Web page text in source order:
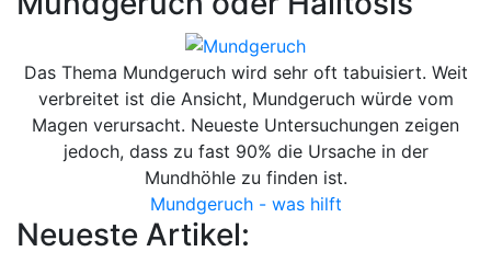
Das Thema Mundgeruch wird sehr oft tabuisiert. Weit
verbreitet ist die Ansicht, Mundgeruch würde vom
Magen verursacht. Neueste Untersuchungen zeigen
jedoch, dass zu fast 90% die Ursache in der
Mundhöhle zu finden ist.
Mundgeruch - was hilft
Neueste Artikel: